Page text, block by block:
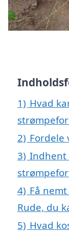
1) Hvad
2) Fordele
3) Indhent
4) Få
Rude, du
5) Hvad